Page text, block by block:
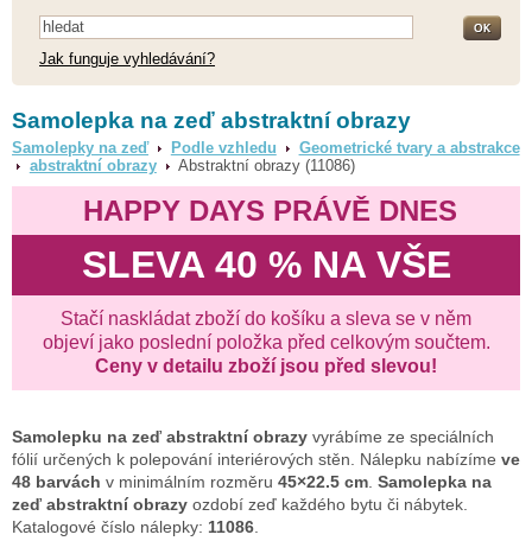
Jak funguje vyhledávání?
Samolepka na zeď abstraktní obrazy
Samolepky na zeď Podle vzhledu
Geometrické tvary a abstrakce
abstraktní obrazy
Abstraktní obrazy (11086)
HAPPY DAYS PRÁVĚ DNES
SLEVA 40 % NA VŠE
Stačí naskládat zboží do košíku a sleva se v něm
objeví jako poslední položka před celkovým součtem.
Ceny v detailu zboží jsou před slevou!
Samolepku na zeď abstraktní obrazy vyrábíme ze speciálních
fólií určených k polepování interiérových stěn. Nálepku nabízíme ve
48 barvách v minimálním rozměru 45×22.5 cm Samolepka na
zeď abstraktní obrazy ozdobí zeď každého bytu či nábytek.
Katalogové číslo nálepky: 11086